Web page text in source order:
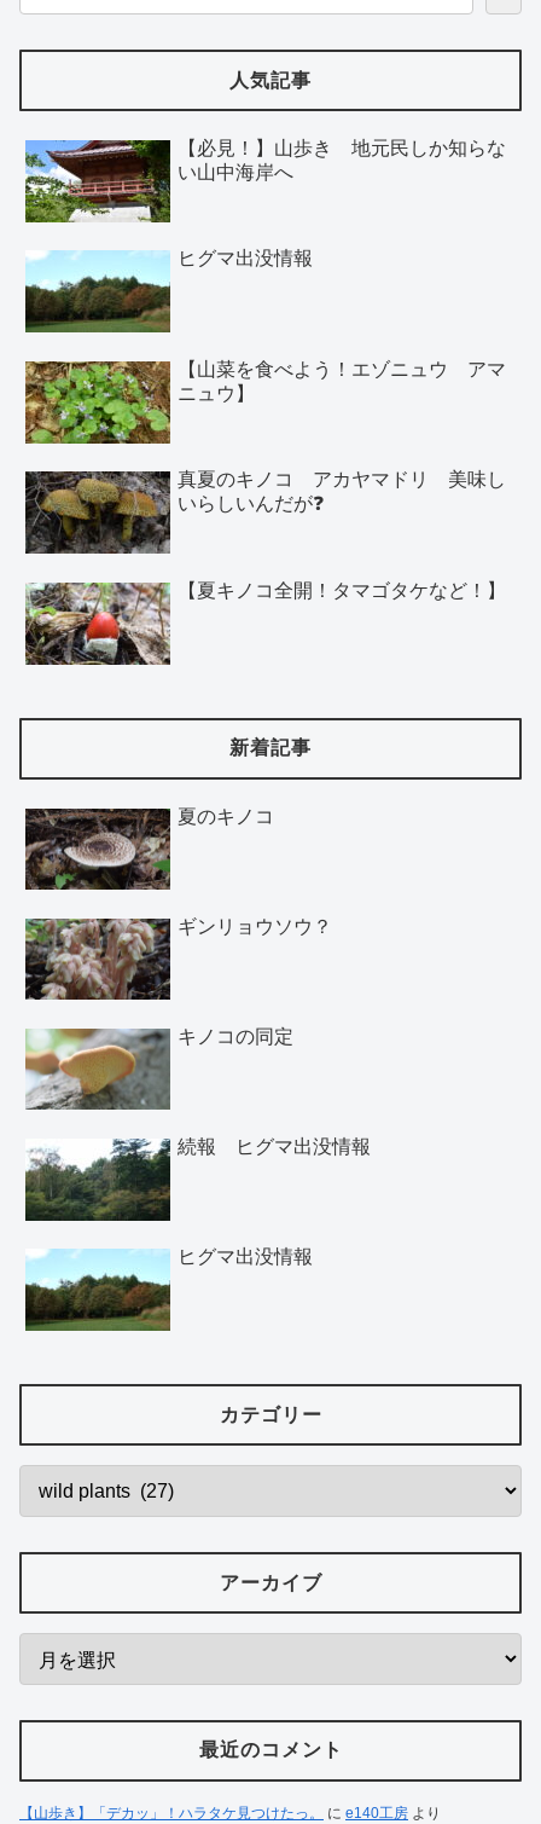
人気記事
【必見！】山歩き 地元民しか知らな
い山中海岸へ
ヒグマ出没情報
【山菜を食べよう！エゾニュウ アマ
ニュウ】
真夏のキノコ アカヤマドリ 美味し
いらしいんだが❓
【夏キノコ全開！タマゴタケなど！】
新着記事
夏のキノコ
ギンリョウソウ？
キノコの同定
続報 ヒグマ出没情報
ヒグマ出没情報
カテゴリー
アーカイブ
最近のコメント
【山歩き】「デカッ」！ハラタケ見つけたっ。 に e140工房 より